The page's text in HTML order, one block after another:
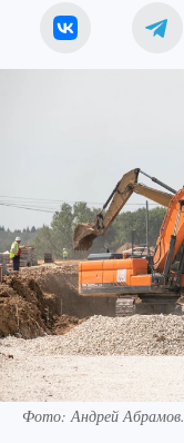
Фото: Андрей Абрамов.